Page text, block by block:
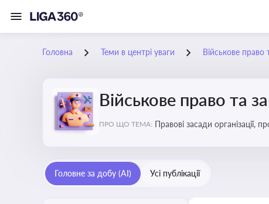
Головна Теми в центрі уваги Військове право
Військове право та
ПРО ЩО ТЕМА: Правові засади організації,
Головне за добу (AI) Усі публікації